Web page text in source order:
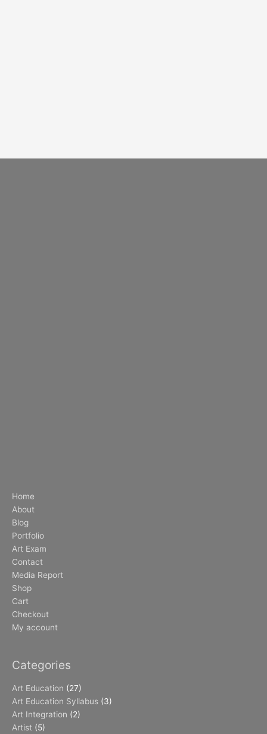
Home
About
Blog
Portfolio
Art Exam
Contact
Media Report
Shop
Cart
Checkout
My account
Categories
Art Education (27)
Art Education Syllabus (3)
Art Integration (2)
Artist (5)